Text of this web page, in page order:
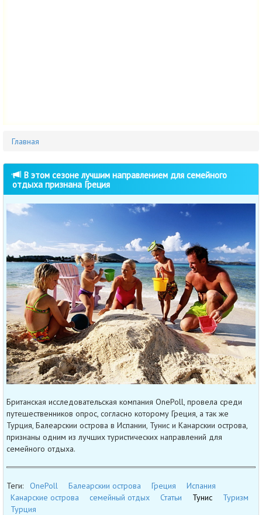
Главная
В этом сезоне лучшим направлением для семейного
отдыха признана Греция
Британская исследовательская компания OnePoll, провела среди
путешественников опрос, согласно которому Греция, а так же
Турция, Балеарскии острова в Испании, Тунис и Канарскии острова,
признаны одним из лучших туристических направлений для
семейного отдыха.
Теги: OnePoll Балеарскии острова Греция
Испания
Канарские острова
семейный отдых Статьи Тунис
Туризм
Турция